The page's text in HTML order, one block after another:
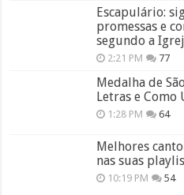
Escapulário:
promessas e
segundo a
2:21 PM 77
Medalha de
Letras e
1:28 PM 64
Melhores
nas suas
10:19 PM 54